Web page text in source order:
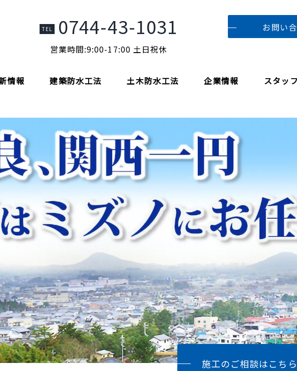
TEL 0744-43-1031
営業時間:9:00-17:00 土日祝休
お問い
情報 建築防水工法 土木防水工法 企業情報 スタッ
施工のご相談はこちら